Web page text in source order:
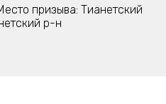
призыва: Тианетский
р-н